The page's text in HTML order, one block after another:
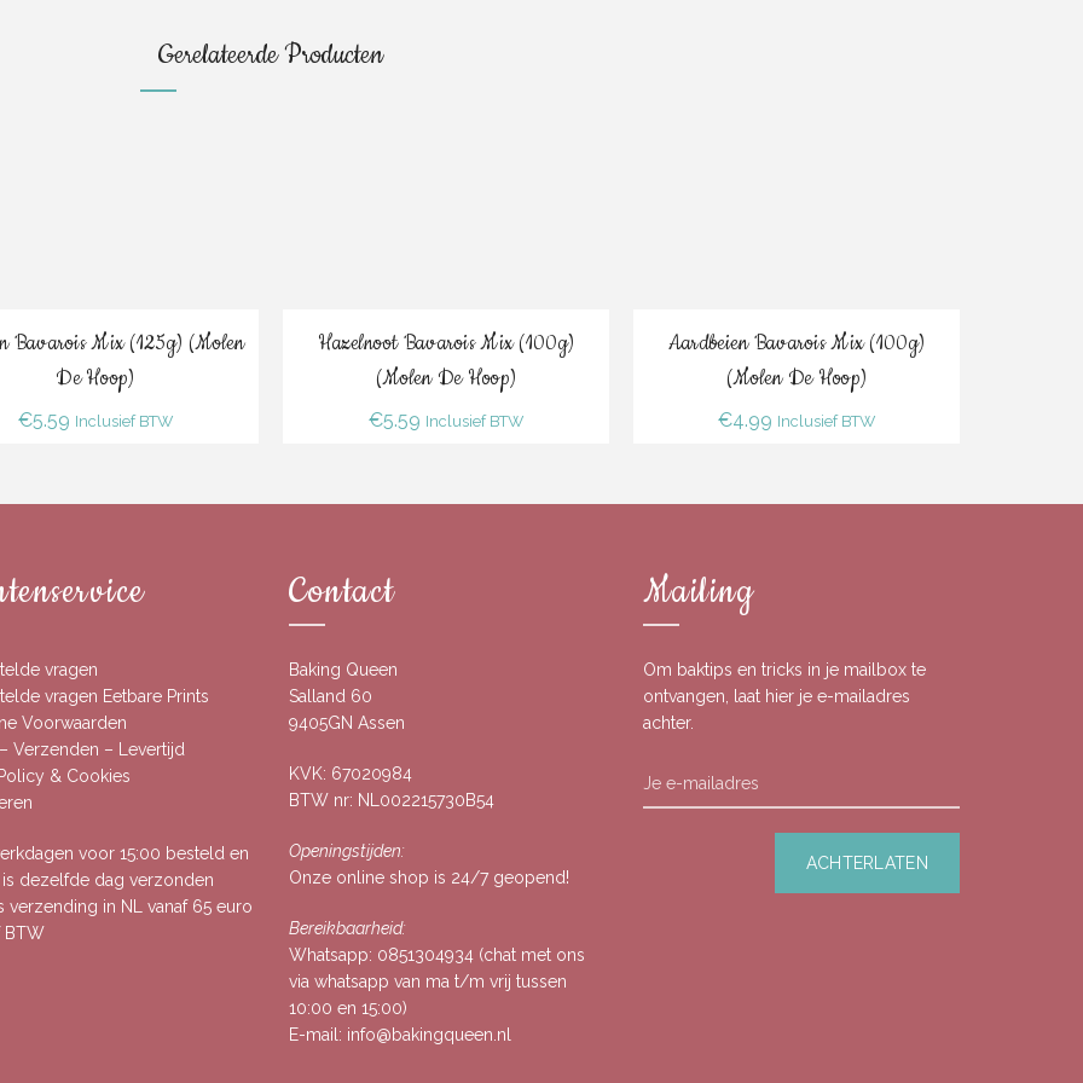
Gerelateerde Producten
Bestel
Bavarois Mix (125g) (Molen
De Hoop)
€5.59 Inclusief BTW
Bestel
Hazelnoot Bavarois Mix (100g)
(Molen De Hoop)
€5.59 Inclusief BTW
Bestel
Aardbeien Bavarois Mix (100g)
(Molen De Hoop)
€4.99 Inclusief BTW
vragen
vragen Eetbare Prints
Voorwaarden
Verzenden – Levertijd
& Cookies
voor 15:00 besteld en
is dezelfde dag verzonden
verzending in NL vanaf 65 euro
BTW
Contact
Baking Queen
Salland 60
9405GN Assen
KVK: 67020984
BTW nr: NL002215730B54
Openingstijden:
Onze online shop is 24/7 geopend!
Bereikbaarheid:
Whatsapp: 0851304934 (chat met ons
via whatsapp van ma t/m vrij tussen
10:00 en 15:00)
E-mail: info@bakingqueen.nl
Mailing
Om baktips en tricks in je mailbox te
ontvangen, laat hier je e-mailadres
achter.